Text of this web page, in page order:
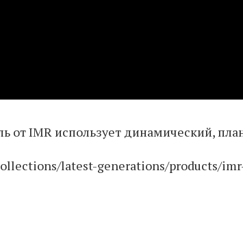
IMR использует динамический,
latest-generations/products/